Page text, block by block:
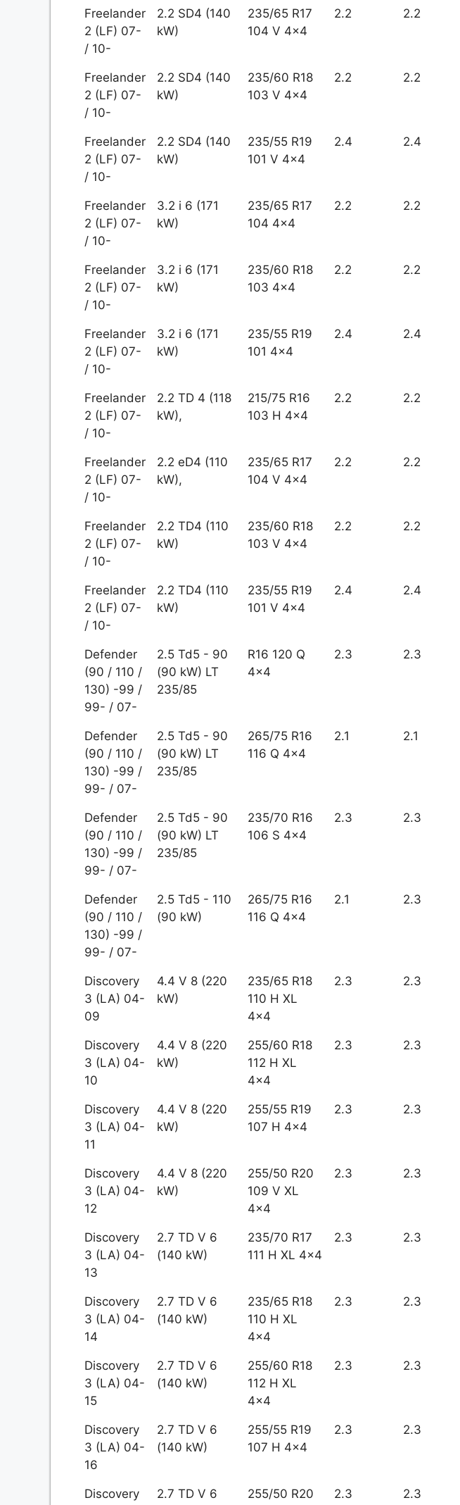
Freelander
2 (LF) 07-
/ 10-
2.2 SD4 (140
kW)
235/65 R17
104 V 4x4
2.2 2.2
Freelander
2 (LF) 07-
/ 10-
2.2 SD4 (140
kW)
235/60 R18
103 V 4x4
2.2 2.2
Freelander
2 (LF) 07-
/ 10-
2.2 SD4 (140
kW)
235/55 R19
101 V 4x4
2.4 2.4
Freelander
2 (LF) 07-
/ 10-
3.2 i 6 (171
kW)
235/65 R17
104 4x4
2.2 2.2
Freelander
2 (LF) 07-
/ 10-
3.2 i 6 (171
kW)
235/60 R18
103 4x4
2.2 2.2
Freelander
2 (LF) 07-
/ 10-
3.2 i 6 (171
kW)
235/55 R19
101 4x4
2.4 2.4
Freelander
2 (LF) 07-
/ 10-
2.2 TD 4 (118
kW),
215/75 R16
103 H 4x4
2.2 2.2
Freelander
2 (LF) 07-
/ 10-
2.2 eD4 (110
kW),
235/65 R17
104 V 4x4
2.2 2.2
Freelander
2 (LF) 07-
/ 10-
2.2 TD4 (110
kW)
235/60 R18
103 V 4x4
2.2 2.2
Freelander
2 (LF) 07-
/ 10-
2.2 TD4 (110
kW)
235/55 R19
101 V 4x4
2.4 2.4
Defender
(90 / 110 /
130) -99 /
99- / 07-
2.5 Td5 - 90
(90 kW) LT
235/85
R16 120 Q
4x4
2.3 2.3
Defender
(90 / 110 /
130) -99 /
99- / 07-
2.5 Td5 - 90
(90 kW) LT
235/85
265/75 R16
116 Q 4x4
2.1 2.1
Defender
(90 / 110 /
130) -99 /
99- / 07-
2.5 Td5 - 90
(90 kW) LT
235/85
235/70 R16
106 S 4x4
2.3 2.3
Defender
(90 / 110 /
130) -99 /
99- / 07-
2.5 Td5 - 110
(90 kW)
265/75 R16
116 Q 4x4
2.1 2.3
Discovery
3 (LA) 04-
09
4.4 V 8 (220
kW)
235/65 R18
110 H XL
4x4
2.3 2.3
Discovery
3 (LA) 04-
10
4.4 V 8 (220
kW)
255/60 R18
112 H XL
4x4
2.3 2.3
Discovery
3 (LA) 04-
11
4.4 V 8 (220
kW)
255/55 R19
107 H 4x4
2.3 2.3
Discovery
3 (LA) 04-
12
4.4 V 8 (220
kW)
255/50 R20
109 V XL
4x4
2.3 2.3
Discovery
3 (LA) 04-
13
2.7 TD V 6
(140 kW)
235/70 R17
111 H XL 4x4
2.3 2.3
Discovery
3 (LA) 04-
14
2.7 TD V 6
(140 kW)
235/65 R18
110 H XL
4x4
2.3 2.3
Discovery
3 (LA) 04-
15
2.7 TD V 6
(140 kW)
255/60 R18
112 H XL
4x4
2.3 2.3
Discovery
3 (LA) 04-
16
2.7 TD V 6
(140 kW)
255/55 R19
107 H 4x4
2.3 2.3
Discovery
2.7 TD V 6
255/50 R20
2.3 2.3